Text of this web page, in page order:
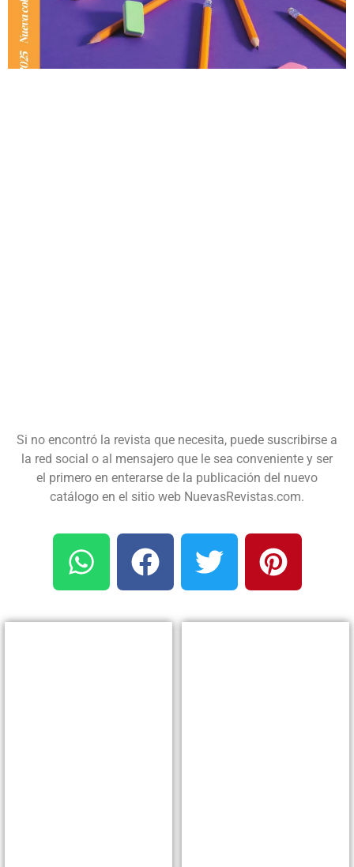
Si no encontró la revista que necesita, puede suscribirse a
la red social o al mensajero que le sea conveniente y ser
el primero en enterarse de la publicación del nuevo
catálogo en el sitio web NuevasRevistas.com.